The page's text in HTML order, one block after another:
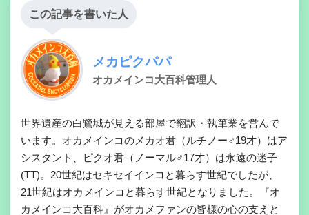
この記事を書いた人
メカピクパパ
オカメインコ大百科管理人
世界遺産の白鷺城が見える部屋で翻訳・執筆業を営んで
います。オカメインコのメカオ君（ルチノー♂19才）はア
シスタント、ピクオ君（ノーマル♂17才）は永遠の迷子
(TT)。20世紀はセキセイインコと暮らす世紀でしたが、
21世紀はオカメインコと暮らす世紀となりました。『オ
カメインコ大百科』がオカメファンの皆様の心の支えと